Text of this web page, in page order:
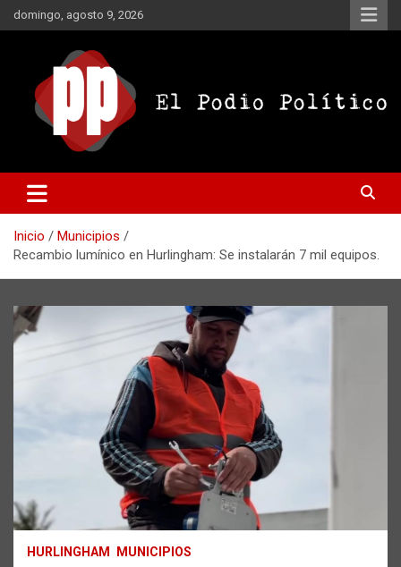
Saltar
al
domingo, agosto 9, 2026
El Podio Político – © Argentina
Inicio
Municipios
Recambio lumínico en Hurlingham: Se instalarán 7 mil equipos.
HURLINGHAM MUNICIPIOS